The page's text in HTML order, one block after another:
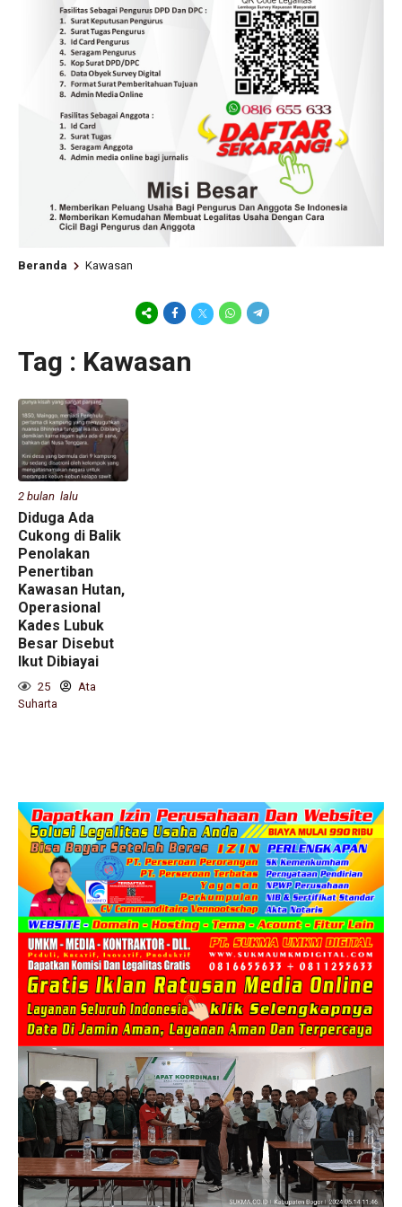
Beranda Kawasan
Tag : Kawasan
2 bulan lalu
Diduga Ada
Cukong di Balik
Penolakan
Penertiban
Kawasan Hutan,
Operasional
Kades Lubuk
Besar Disebut
Ikut Dibiayai
25
Ata
Suharta